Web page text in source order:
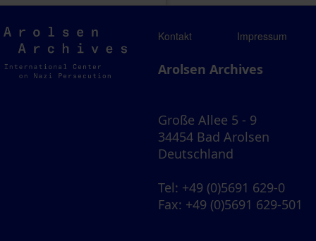
Arolsen
Archives
Kontakt Impressum
Arolsen Archives
Große Allee 5 - 9
34454 Bad Arolsen
Deutschland
Tel: +49 (0)5691 629-0
Fax: +49 (0)5691 629-501